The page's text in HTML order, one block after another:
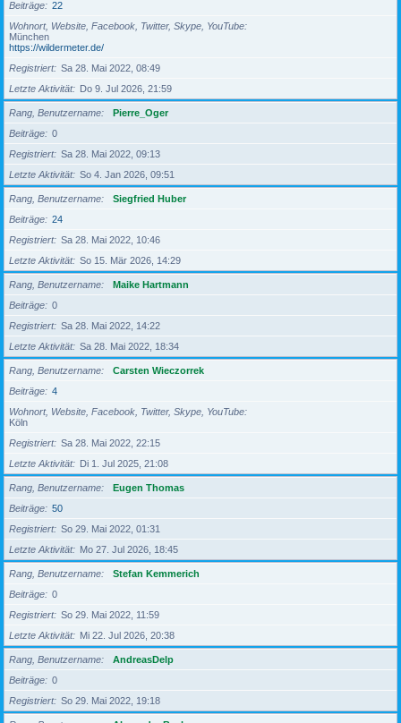
Beiträge
22
Wohnort, Website, Facebook, Twitter, Skype, YouTube
München
https://wildermeter.de/
Registriert
Sa 28. Mai 2022, 08:49
Letzte Aktivität
Do 9. Jul 2026, 21:59
Rang, Benutzername
Pierre_Oger
Beiträge
0
Registriert
Sa 28. Mai 2022, 09:13
Letzte Aktivität
So 4. Jan 2026, 09:51
Rang, Benutzername
Siegfried Huber
Beiträge
24
Registriert
Sa 28. Mai 2022, 10:46
Letzte Aktivität
So 15. Mär 2026, 14:29
Rang, Benutzername
Maike Hartmann
Beiträge
0
Registriert
Sa 28. Mai 2022, 14:22
Letzte Aktivität
Sa 28. Mai 2022, 18:34
Rang, Benutzername
Carsten Wieczorrek
Beiträge
4
Wohnort, Website, Facebook, Twitter, Skype, YouTube
Köln
Registriert
Sa 28. Mai 2022, 22:15
Letzte Aktivität
Di 1. Jul 2025, 21:08
Rang, Benutzername
Eugen Thomas
Beiträge
50
Registriert
So 29. Mai 2022, 01:31
Letzte Aktivität
Mo 27. Jul 2026, 18:45
Rang, Benutzername
Stefan Kemmerich
Beiträge
0
Registriert
So 29. Mai 2022, 11:59
Letzte Aktivität
Mi 22. Jul 2026, 20:38
Rang, Benutzername
AndreasDelp
Beiträge
0
Registriert
So 29. Mai 2022, 19:18